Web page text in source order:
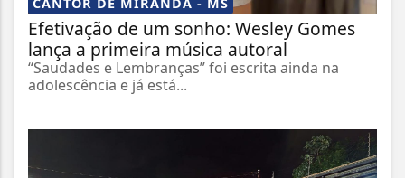
Efetivação de um sonho: Wesley Gomes
lança a primeira música autoral
“Saudades e Lembranças” foi escrita ainda na
adolescência e já está...